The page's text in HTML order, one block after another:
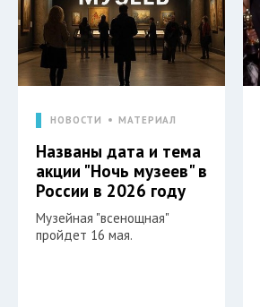
НОВОСТИ МАТЕРИАЛ
Названы дата и тема
акции "Ночь музеев" в
России в 2026 году
Музейная "всенощная"
пройдет 16 мая.